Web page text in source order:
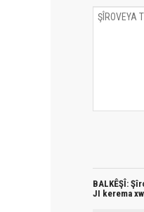
BALKÊŞÎ:
JI kerema